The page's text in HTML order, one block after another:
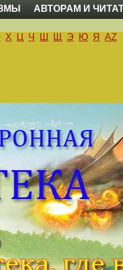
АВТОРАМ И
Х Ц Ч Ш Щ Э Ю Я AZ